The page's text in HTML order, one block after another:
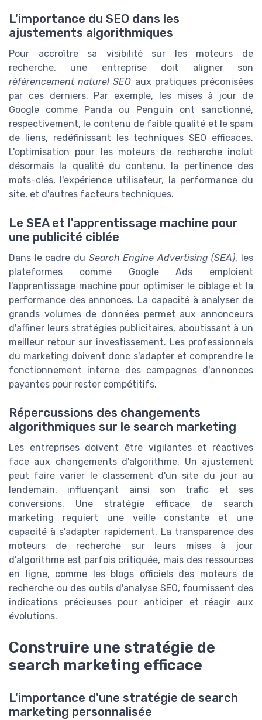
L'importance du SEO dans les
ajustements algorithmiques
Pour accroître sa visibilité sur les moteurs de
recherche, une entreprise doit aligner son
référencement naturel SEO aux pratiques préconisées
par ces derniers. Par exemple, les mises à jour de
Google comme Panda ou Penguin ont sanctionné,
respectivement, le contenu de faible qualité et le spam
de liens, redéfinissant les techniques SEO efficaces.
L'optimisation pour les moteurs de recherche inclut
désormais la qualité du contenu, la pertinence des
mots-clés, l'expérience utilisateur, la performance du
site, et d'autres facteurs techniques.
Le SEA et l'apprentissage machine pour
une publicité ciblée
Dans le cadre du Search Engine Advertising (SEA), les
plateformes comme Google Ads emploient
l'apprentissage machine pour optimiser le ciblage et la
performance des annonces. La capacité à analyser de
grands volumes de données permet aux annonceurs
d'affiner leurs stratégies publicitaires, aboutissant à un
meilleur retour sur investissement. Les professionnels
du marketing doivent donc s'adapter et comprendre le
fonctionnement interne des campagnes d'annonces
payantes pour rester compétitifs.
Répercussions des changements
algorithmiques sur le search marketing
Les entreprises doivent être vigilantes et réactives
face aux changements d'algorithme. Un ajustement
peut faire varier le classement d'un site du jour au
lendemain, influençant ainsi son trafic et ses
conversions. Une stratégie efficace de search
marketing requiert une veille constante et une
capacité à s'adapter rapidement. La transparence des
moteurs de recherche sur leurs mises à jour
d'algorithme est parfois critiquée, mais des ressources
en ligne, comme les blogs officiels des moteurs de
recherche ou des outils d'analyse SEO, fournissent des
indications précieuses pour anticiper et réagir aux
évolutions.
Construire une stratégie de
search marketing efficace
L'importance d'une stratégie de search
marketing personnalisée